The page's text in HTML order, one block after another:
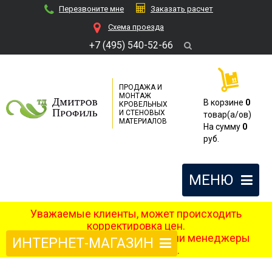
Перезвоните мне
Заказать расчет
Cхема проезда
+7 (495) 540-52-66
ПРОДАЖА И
МОНТАЖ
КРОВЕЛЬНЫХ
И СТЕНОВЫХ
МАТЕРИАЛОВ
В корзине 0
товар(a/ов)
На сумму 0
руб.
МЕНЮ
Уважаемые клиенты, может происходить
корректировка цен.
После оформления заказа наши менеджеры
свяжутся с вами.
ИНТЕРНЕТ-МАГАЗИН